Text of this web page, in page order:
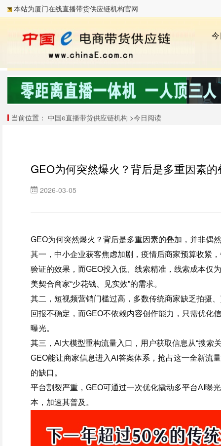
本站为厦门在线直播带货供应链机构官网
当前位置： 中国e直播带货供应链机构 >今日阅读
GEO为何突然爆火？背后是多重因素
2026-03-05
GEO为何突然爆火？背后是多重因素的叠加，并非偶
其一，中小企业获客焦虑加剧，疫情后商家预算收紧
验证的效果，而GEO投入低、线索精准，线索成本仅
美契合商家“少花钱、见实效”的需求。
其二，短视频营销门槛过高，多数传统商家缺乏拍摄
回报不确定，而GEO不依赖内容创作能力，只需优化
曝光。
其三，AI大模型重构流量入口，用户获取信息从“搜索
GEO能让商家信息进入AI答案体系，抢占这一全新流
的缺口。
平台割裂严重，GEO可通过一次优化撬动多平台AI曝
本，加速其普及。